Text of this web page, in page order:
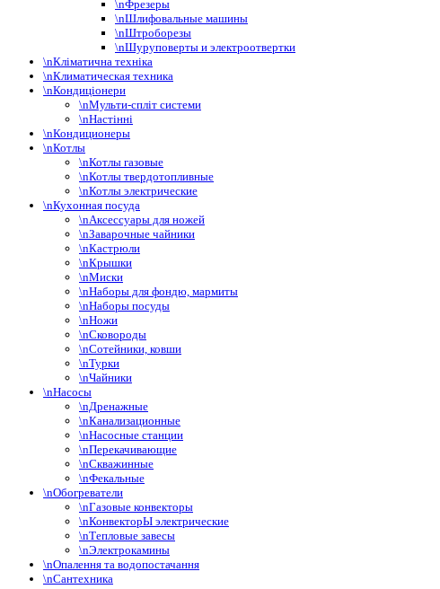
\nФрезеры
\nШлифовальные машины
\nШтроборезы
\nШуруповерты и электроотвертки
\nКліматична техніка
\nКлиматическая техника
\nКондиціонери
\nМульти-спліт системи
\nНастінні
\nКондиционеры
\nКотлы
\nКотлы газовые
\nКотлы твердотопливные
\nКотлы электрические
\nКухонная посуда
\nАксессуары для ножей
\nЗаварочные чайники
\nКастрюли
\nКрышки
\nМиски
\nНаборы для фондю, мармиты
\nНаборы посуды
\nНожи
\nСковороды
\nСотейники, ковши
\nТурки
\nЧайники
\nНасосы
\nДренажные
\nКанализационные
\nНасосные станции
\nПерекачивающие
\nСкважинные
\nФекальные
\nОбогреватели
\nГазовые конвекторы
\nКонвекторЫ электрические
\nТепловые завесы‎
\nЭлектрокамины
\nОпалення та водопостачання
\nСантехника